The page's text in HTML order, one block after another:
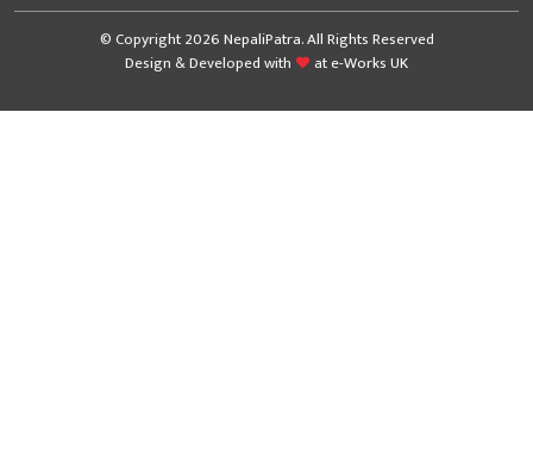
© Copyright 2026 NepaliPatra. All Rights Reserved
Design & Developed with
ate-Works UK